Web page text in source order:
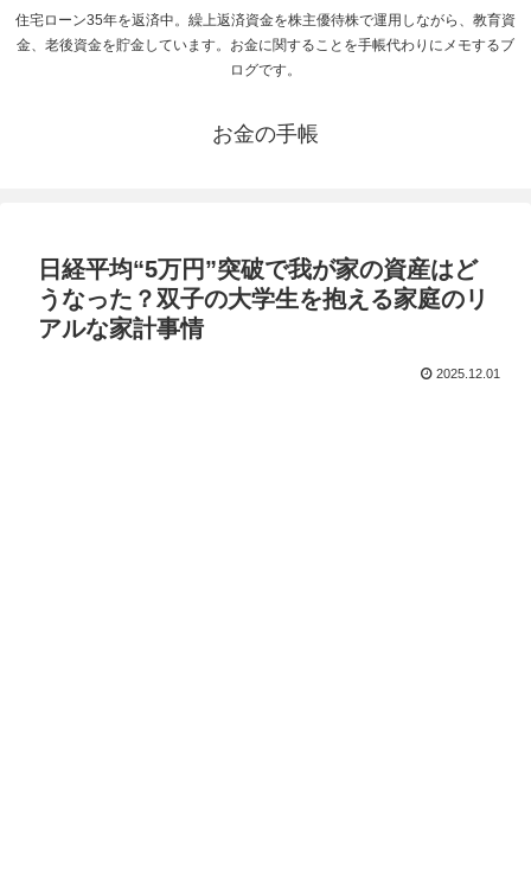
住宅ローン35年を返済中。繰上返済資金を株主優待株で運用しながら、教育資
金、老後資金を貯金しています。お金に関することを手帳代わりにメモするブ
ログです。
お金の手帳
日経平均“5万円”突破で我が家の資産はど
うなった？双子の大学生を抱える家庭のリ
アルな家計事情
2025.12.01